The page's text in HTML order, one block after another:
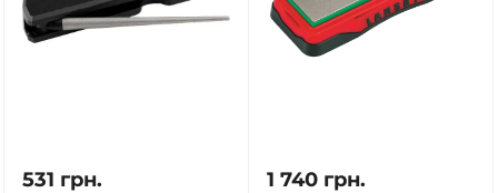
531 грн. 1 740 грн.